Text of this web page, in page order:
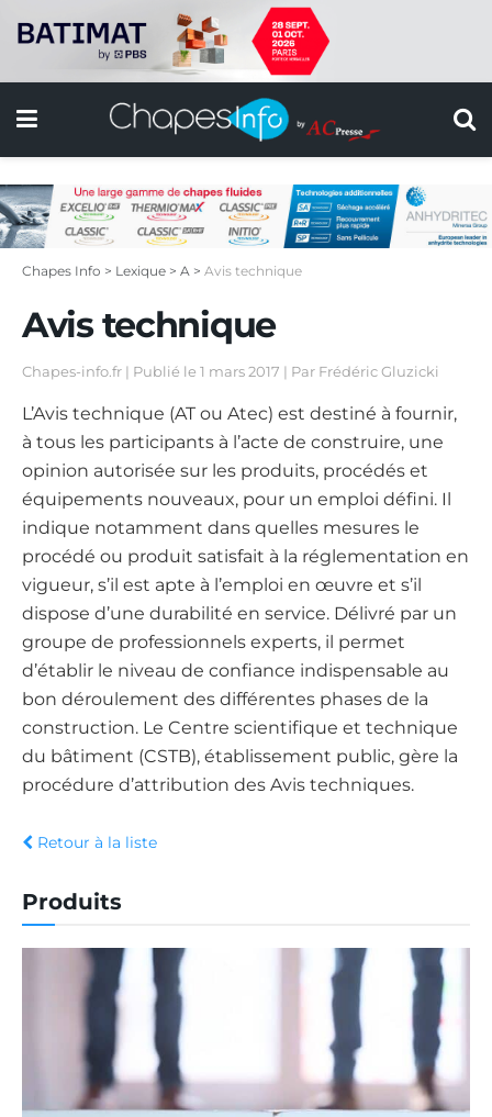
Chapes Info > Lexique > A > Avis technique
Avis technique
Chapes-info.fr | Publié le 1 mars 2017 | Par Frédéric Gluzicki
L’Avis technique (AT ou Atec) est destiné à fournir,
à tous les participants à l’acte de construire, une
opinion autorisée sur les produits, procédés et
équipements nouveaux, pour un emploi défini. Il
indique notamment dans quelles mesures le
procédé ou produit satisfait à la réglementation en
vigueur, s’il est apte à l’emploi en œuvre et s’il
dispose d’une durabilité en service. Délivré par un
groupe de professionnels experts, il permet
d’établir le niveau de confiance indispensable au
bon déroulement des différentes phases de la
construction. Le Centre scientifique et technique
du bâtiment (CSTB), établissement public, gère la
procédure d’attribution des Avis techniques.
Retour à la liste
Produits